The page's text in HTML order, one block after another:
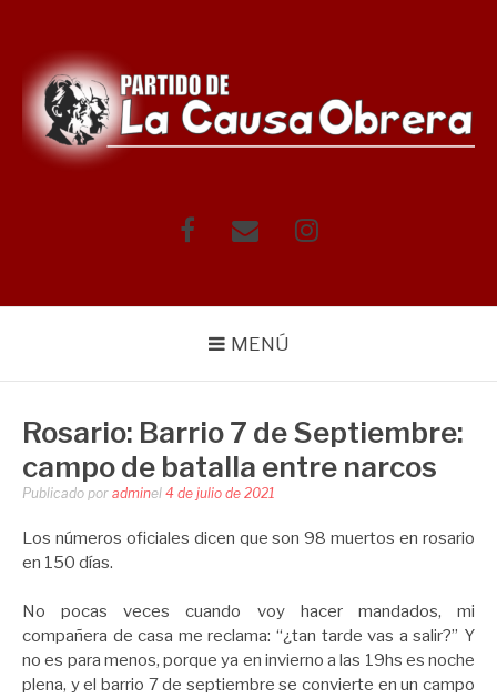
contenido
FacebookCorreo Instagram
MENÚ
Rosario: Barrio 7 de Septiembre:
campo de batalla entre narcos
Publicado por adminel 4 de julio de 2021
Los números oficiales dicen que son 98 muertos en rosario
en 150 días.
No pocas veces cuando voy hacer mandados, mi
compañera de casa me reclama: “¿tan tarde vas a salir?” Y
no es para menos, porque ya en invierno a las 19hs es noche
plena, y el barrio 7 de septiembre se convierte en un campo